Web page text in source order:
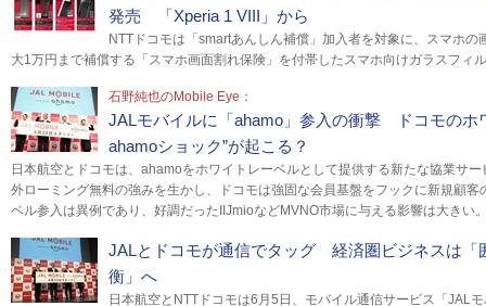
発売 「Xperia 1 VIII」から
NTTドコモは「smartあんしん補償」加入者を対象に、スマホの
大1万円まで補償する「スマホ画面割れ保険」を付帯したスマホ向けガラスフィ
石野純也のMobile Eye：
JALモバイルに「ahamo」参入の衝撃 ドコモのホ
ahamoショック”が起こる？
日本航空とドコモは、ahamoをホワイトレーベルとして提供する新たな協業サ
外ローミング無料の強みを生かし、ドコモは強固な会員基盤をフックに新規顧
ベル参入は異例であり、好調だったIIJmioなどMVNO市場に与える影響は大きい
JALとドコモが通信でタッグ 経済圏ビジネスは「
衡」へ
日本航空とNTTドコモは6月5日、モバイル通信サービス「JAL